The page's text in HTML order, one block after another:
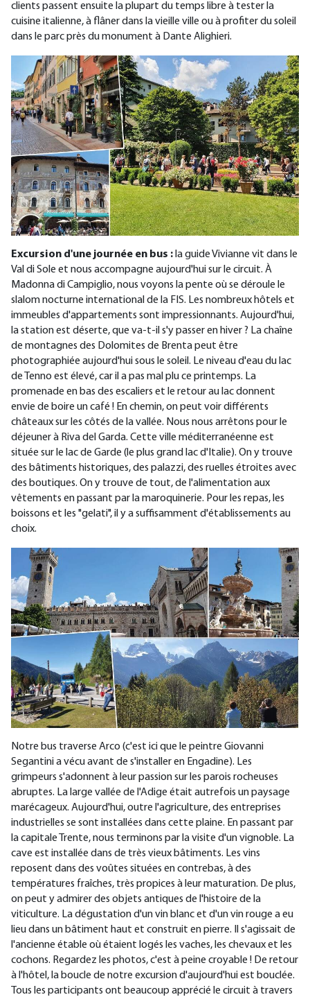
clients passent ensuite la plupart du temps libre à tester la
cuisine italienne, à flâner dans la vieille ville ou à profiter du soleil
dans le parc près du monument à Dante Alighieri.
Excursion d'une journée en bus : la guide Vivianne vit dans le
Val di Sole et nous accompagne aujourd'hui sur le circuit. À
Madonna di Campiglio, nous voyons la pente où se déroule le
slalom nocturne international de la FIS. Les nombreux hôtels et
immeubles d'appartements sont impressionnants. Aujourd'hui,
la station est déserte, que va-t-il s'y passer en hiver ? La chaîne
de montagnes des Dolomites de Brenta peut être
photographiée aujourd'hui sous le soleil. Le niveau d'eau du lac
de Tenno est élevé, car il a pas mal plu ce printemps. La
promenade en bas des escaliers et le retour au lac donnent
envie de boire un café ! En chemin, on peut voir différents
châteaux sur les côtés de la vallée. Nous nous arrêtons pour le
déjeuner à Riva del Garda. Cette ville méditerranéenne est
située sur le lac de Garde (le plus grand lac d'Italie). On y trouve
des bâtiments historiques, des palazzi, des ruelles étroites avec
des boutiques. On y trouve de tout, de l'alimentation aux
vêtements en passant par la maroquinerie. Pour les repas, les
boissons et les "gelati", il y a suffisamment d'établissements au
choix.
Notre bus traverse Arco (c'est ici que le peintre Giovanni
Segantini a vécu avant de s'installer en Engadine). Les
grimpeurs s'adonnent à leur passion sur les parois rocheuses
abruptes. La large vallée de l'Adige était autrefois un paysage
marécageux. Aujourd'hui, outre l'agriculture, des entreprises
industrielles se sont installées dans cette plaine. En passant par
la capitale Trente, nous terminons par la visite d'un vignoble. La
cave est installée dans de très vieux bâtiments. Les vins
reposent dans des voûtes situées en contrebas, à des
températures fraîches, très propices à leur maturation. De plus,
on peut y admirer des objets antiques de l'histoire de la
viticulture. La dégustation d'un vin blanc et d'un vin rouge a eu
lieu dans un bâtiment haut et construit en pierre. Il s'agissait de
l'ancienne étable où étaient logés les vaches, les chevaux et les
cochons. Regardez les photos, c'est à peine croyable ! De retour
à l'hôtel, la boucle de notre excursion d'aujourd'hui est bouclée.
Tous les participants ont beaucoup apprécié le circuit à travers